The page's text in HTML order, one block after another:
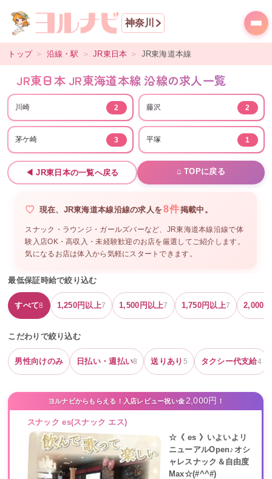
神奈川
トップ ＞ 沿線・駅 ＞ JR東日本 ＞ JR東海道本線
JR東日本 JR東海道本線 沿線の求人一覧
川崎 2 藤沢 2
茅ケ崎 3 平塚 1
◀JR東日本の一覧へ戻る ⌂ TOPに戻る
現在、 JR東海道本線沿線の求人を8件掲載中。
スナック・ラウンジ・ガールズバーなど、 JR東海道本線沿線で体
験入店OK・高収入・未経験歓迎のお店を厳選してご紹介します。
気になるお店は体入から気軽にスタートできます。
最低保証時給で絞り込む
すべて8 1,250円以上7 1,500 円以上7 1,750円以上7 2,000
こだわりで絞り込む
男性向けのみ 日払い・週払い8 送りあり 5 タクシー代支給4
ヨルナビからもらえる！入店レビュー祝い金2,000円 ！
スナック es(スナック エス)
☆《 es 》いよいよリ
ニューアルOpen♪オシ
ャレスナック＆自由度
Max☆(#^^#)